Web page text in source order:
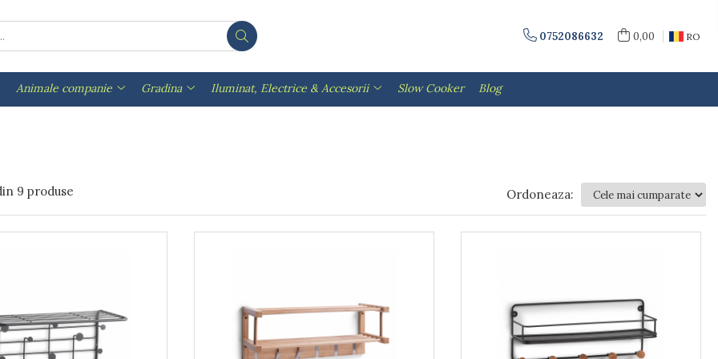
0752086632 0,00 RO
Animale companie Gradina Iluminat, Electrice & Accesorii Slow Cooker Blog
9 produse Ordoneaza: